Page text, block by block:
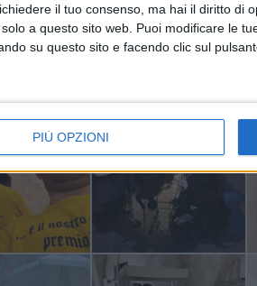
il tuo consenso, ma hai il diritto di
a questo sito web. Puoi modificare le
su questo sito e facendo clic sul
PIÙ OPZIONI